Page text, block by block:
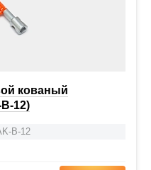
кованый
12)
B-12